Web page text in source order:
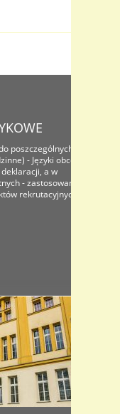
poszczególnych
- Języki obce -
deklaracji, a w
- zastosowano
rekrutacyjnych.